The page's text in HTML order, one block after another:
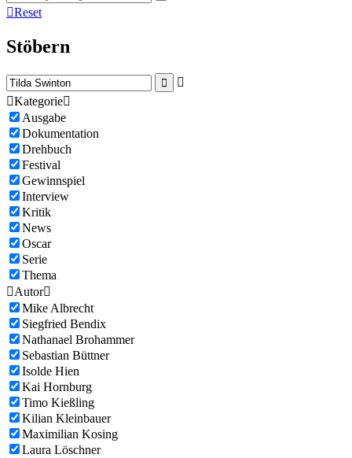
Reset
Stöbern


Kategorie
Ausgabe
Dokumentation
Drehbuch
Festival
Gewinnspiel
Interview
Kritik
News
Oscar
Serie
Thema
Autor
Mike Albrecht
Siegfried Bendix
Nathanael Brohammer
Sebastian Büttner
Isolde Hien
Kai Hornburg
Timo Kießling
Kilian Kleinbauer
Maximilian Kosing
Laura Löschner